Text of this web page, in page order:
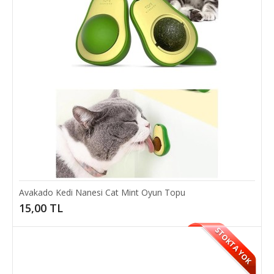
Makaralı Otomatik Köpek Tasması 3 MetreKÖPEK TASMASI 3 METRE
MAKARALIMakaralı Köpek Tasması Plastik ..
40,00 TL
Avakado Kedi Nanesi Cat Mint Oyun Topu
15,00 TL
STOKTA YOK